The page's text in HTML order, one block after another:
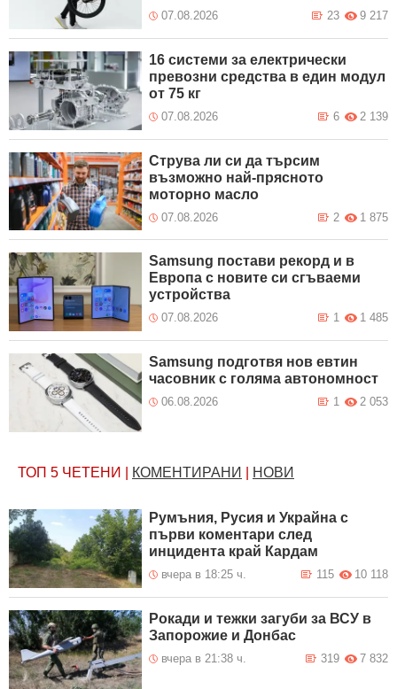
07.08.2026 9 217
23
16 системи за електрически
превозни средства в един модул
от 75 кг
07.08.2026 2 139
6
Струва ли си да търсим
възможно най-прясното
моторно масло
07.08.2026 1 875
2
Samsung постави рекорд и в
Европа с новите си сгъваеми
устройства
07.08.2026 1 485
1
Samsung подготвя нов евтин
часовник с голяма автономност
06.08.2026 2 053
1
ТОП 5 ЧЕТЕНИ КОМЕНТИРАНИ НОВИ
Румъния, Русия и Украйна с
първи коментари след
инцидента край Кардам
вчера в 18:25 ч. 10 118
115
Рокади и тежки загуби за ВСУ в
Запорожие и Донбас
вчера в 21:38 ч. 7 832
319